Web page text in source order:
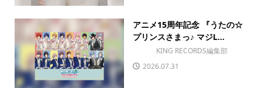
アニメ15周年記念 『うたの☆
プリンスさまっ♪ マジL...
KING RECORDS編集部
2026.07.31